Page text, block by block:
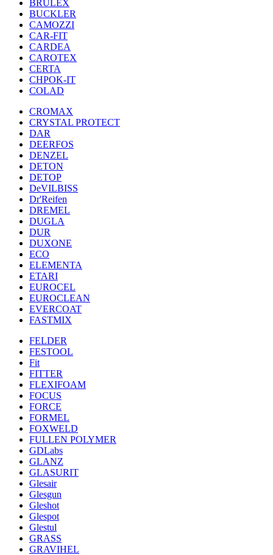
BRULEX
BUCKLER
CAMOZZI
CAR-FIT
CARDEA
CAROTEX
CERTA
CHPOK-IT
COLAD
CROMAX
CRYSTAL PROTECT
DAR
DEERFOS
DENZEL
DETON
DETOP
DeVILBISS
Dr'Reifen
DREMEL
DUGLA
DUR
DUXONE
ECO
ELEMENTA
ETARI
EUROCEL
EUROCLEAN
EVERCOAT
FASTMIX
FELDER
FESTOOL
Fit
FITTER
FLEXIFOAM
FOCUS
FORCE
FORMEL
FOXWELD
FULLEN POLYMER
GDLabs
GLANZ
GLASURIT
Glesair
Glesgun
Gleshot
Glespot
Glestul
GRASS
GRAVIHEL